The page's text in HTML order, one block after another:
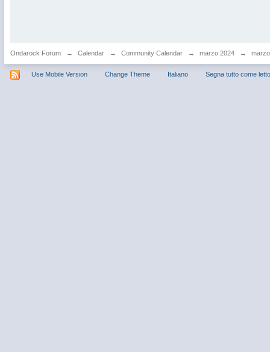
Ondarock Forum → Calendar → Community Calendar → marzo 2024 →
Use Mobile Version Change Theme Italiano Segna tutto come letto